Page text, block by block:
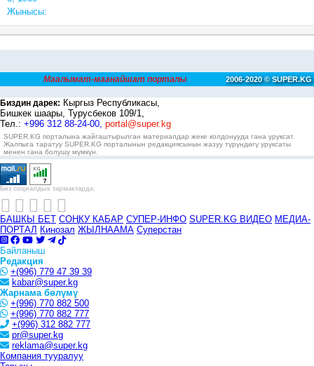
Жынысы:
Маалымат-маанайшат порталы 2006-2020 © SUPER.KG
Биздин дарек: Кыргыз Республикасы,
Бишкек шаары, Турусбеков 109/1,
Тел.: +996 312 88-24-00, portal@super.kg
SUPER.KG порталына жайгаштырылган материалдар жеке колдонууда гана уруксат.
Жалпыга таратуу SUPER.KG порталынын редакциясынын жазуу түрүндөгү уруксаты
менен гана болушу мүмкүн.
Биз социалдык тармактарда:
БАШКЫ БЕТ СОҢКУ КАБАР СУПЕР-ИНФО SUPER.KG ВИДЕО МЕДИА-
ПОРТАЛ Кинозал ЖЫЛНААМА Суперстан
Байланыш
Редакция
+(996) 779 47 39 39
kabar@super.kg
Жарнама бөлүмү
+(996) 770 882 500
+(996) 770 882 777
+(996) 312 882 777
pr@super.kg
reklama@super.kg
Компания тууралуу